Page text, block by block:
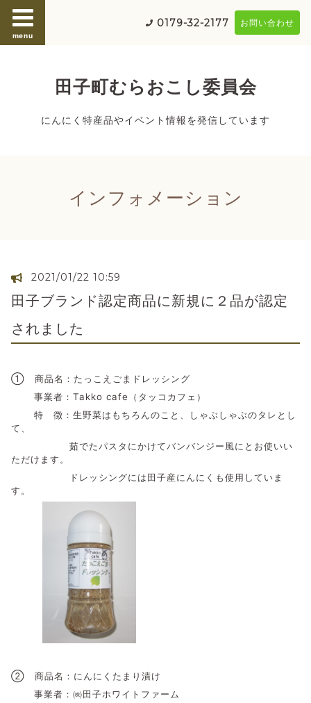
menu
0179-32-2177 お問い合わせ
田子町むらおこし委員会
にんにく特産品やイベント情報を発信しています
インフォメーション
2021/01/22 10:59
田子ブランド認定商品に新規に２品が認定
されました
① 商品名：たっこえごまドレッシング
事業者：Takko cafe（タッコカフェ）
特 徴：生野菜はもちろんのこと、しゃぶしゃぶのタレとし
て、
茹でたパスタにかけてバンバンジー風にとお使いい
ただけます。
ドレッシングには田子産にんにくも使用していま
す。
② 商品名：にんにくたまり漬け
事業者：㈱田子ホワイトファーム